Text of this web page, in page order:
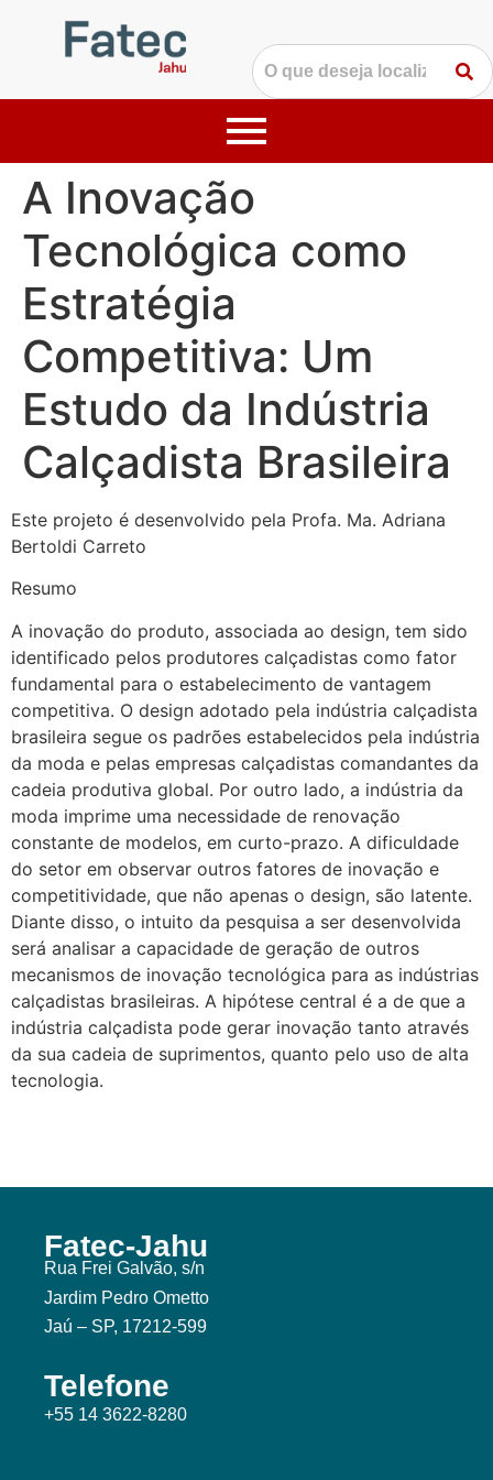
A Inovação
Tecnológica como
Estratégia
Competitiva: Um
Estudo da Indústria
Calçadista Brasileira
Este projeto é desenvolvido pela Profa. Ma. Adriana
Bertoldi Carreto
Resumo
A inovação do produto, associada ao design, tem sido
identificado pelos produtores calçadistas como fator
fundamental para o estabelecimento de vantagem
competitiva. O design adotado pela indústria calçadista
brasileira segue os padrões estabelecidos pela indústria
da moda e pelas empresas calçadistas comandantes da
cadeia produtiva global. Por outro lado, a indústria da
moda imprime uma necessidade de renovação
constante de modelos, em curto-prazo. A dificuldade
do setor em observar outros fatores de inovação e
competitividade, que não apenas o design, são latente.
Diante disso, o intuito da pesquisa a ser desenvolvida
será analisar a capacidade de geração de outros
mecanismos de inovação tecnológica para as indústrias
calçadistas brasileiras. A hipótese central é a de que a
indústria calçadista pode gerar inovação tanto através
da sua cadeia de suprimentos, quanto pelo uso de alta
tecnologia.
Fatec-Jahu
Rua Frei Galvão, s/n
Jardim Pedro Ometto
Jaú – SP, 17212-599
Telefone
+55 14 3622-8280